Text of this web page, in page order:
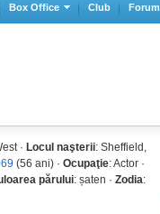
Box Office Club Forum
· Locul naşterii: Sheffield,
(56 ani) · Ocupaţie: Actor ·
părului: șaten · Zodia: